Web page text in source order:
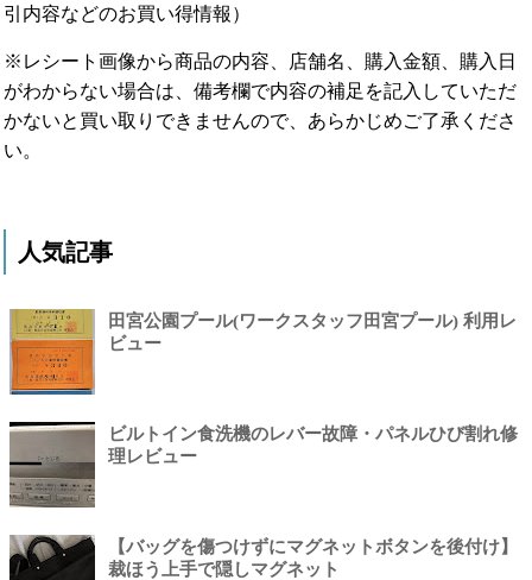
引内容などのお買い得情報）
※レシート画像から商品の内容、店舗名、購入金額、購入日
がわからない場合は、備考欄で内容の補足を記入していただ
かないと買い取りできませんので、あらかじめご了承くださ
い。
人気記事
田宮公園プール(ワークスタッフ田宮プール) 利用レ
ビュー
ビルトイン食洗機のレバー故障・パネルひび割れ修
理レビュー
【バッグを傷つけずにマグネットボタンを後付け】
裁ほう上手で隠しマグネット